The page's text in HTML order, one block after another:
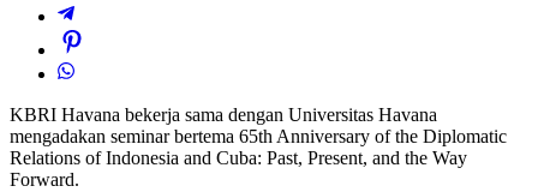
KBRI Havana bekerja sama dengan Universitas Havana
mengadakan seminar bertema 65th Anniversary of the Diplomatic
Relations of Indonesia and Cuba: Past, Present, and the Way
Forward.